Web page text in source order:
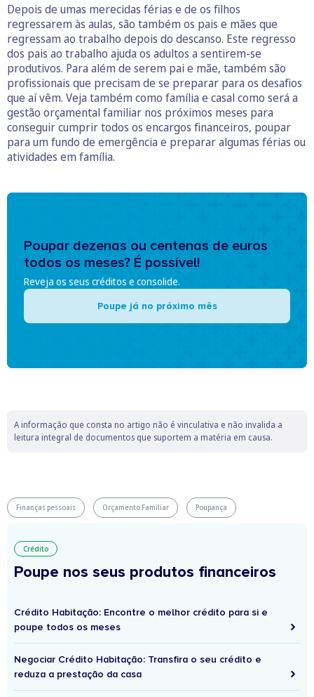
Depois de umas merecidas férias e de os filhos
regressarem às aulas, são também os pais e mães que
regressam ao trabalho depois do descanso. Este regresso
dos pais ao trabalho ajuda os adultos a sentirem-se
produtivos. Para além de serem pai e mãe, também são
profissionais que precisam de se preparar para os desafios
que aí vêm. Veja também como família e casal como será a
gestão orçamental familiar nos próximos meses para
conseguir cumprir todos os encargos financeiros, poupar
para um fundo de emergência e preparar algumas férias ou
atividades em família.
Poupar dezenas ou centenas de euros
todos os meses? É possível!
Reveja os seus créditos e consolide.
Poupe já no próximo mês
A informação que consta no artigo não é vinculativa e não invalida a
leitura integral de documentos que suportem a matéria em causa.
Finanças pessoais Orçamento Familiar Poupança
Crédito
Poupe nos seus produtos financeiros
Crédito Habitação: Encontre o melhor crédito para si e
poupe todos os meses
Negociar Crédito Habitação: Transfira o seu crédito e
reduza a prestação da casa